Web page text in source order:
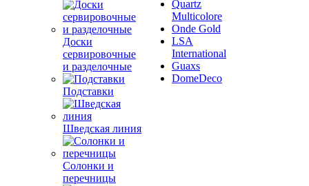
Доски
сервировочные
и разделочные
Подставки
Шведская линия
Солонки и
перечницы
Quartz
Multicolore
Onde Gold
LSA
International
Guaxs
DomeDeco